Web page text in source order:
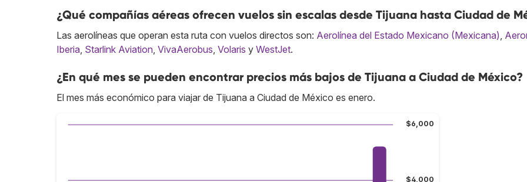
¿Qué compañías aéreas ofrecen vuelos sin escalas desde Tijuana hasta Ciudad de
Las aerolíneas que operan esta ruta con vuelos directos son: Aerolínea del Estado Mexicano (Mexicana),
Iberia, Starlink Aviation, VivaAerobus, Volaris y WestJet.
¿En qué mes se pueden encontrar precios más bajos de Tijuana a Ciudad de México?
El mes más económico para viajar de Tijuana a Ciudad de México es enero.
$4,000
$6,000